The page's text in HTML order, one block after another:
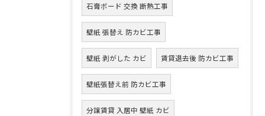
石膏ボード 交換 断熱工事
壁紙 張替え 防カビ工事
壁紙 剥がした カビ 賃貸退去後 防カビ工事
壁紙張替え前 防カビ工事
分譲賃貸 入居中 壁紙 カビ